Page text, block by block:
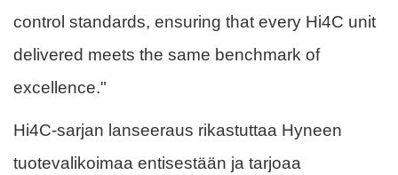
control standards, ensuring that every Hi4C unit
delivered meets the same benchmark of
excellence."
Hi4C-sarjan lanseeraus rikastuttaa Hyneen
tuotevalikoimaa entisestään ja tarjoaa